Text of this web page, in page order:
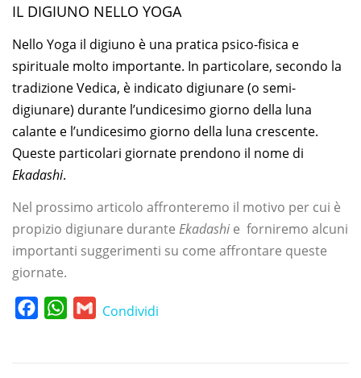
IL DIGIUNO NELLO YOGA
Nello Yoga il digiuno è una pratica psico-fisica e
spirituale molto importante. In particolare, secondo la
tradizione Vedica, è indicato digiunare (o semi-
digiunare) durante l’undicesimo giorno della luna
calante e l’undicesimo giorno della luna crescente.
Queste particolari giornate prendono il nome di
Ekadashi.
Nel prossimo articolo affronteremo il motivo per cui è
propizio digiunare durante Ekadashi e forniremo alcuni
importanti suggerimenti su come affrontare queste
giornate.
FacebookWhatsApp
Gmail
Condividi